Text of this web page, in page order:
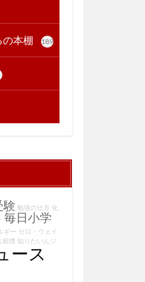
の本棚 189
験 勉強の仕方 化
毎日小学
ギー ゼロ・ウェイ
相撲 知りたいんジ
ース